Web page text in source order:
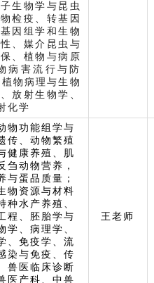
生物学与昆虫
检疫、转基因
因组学和生物
、媒介昆虫与
、植物与病原
病害流行与防
物病理与生物
放射生物学、
化学
物功能组学与
传、动物繁殖
健康养殖、肌
刍动物营养，
与蛋品质量；
物资源与材料
种水产养殖、
程、胚胎学与
学、病理学、
、免疫学、流
染与免疫、传
兽医临床诊断
医产科、中兽
王老师